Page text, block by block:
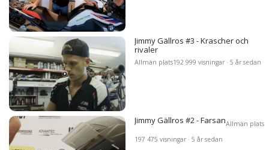
Jimmy Gällros #3 - Krascher och
rivaler
Allmän plats192 999 visningar · 5 år sedan
Jimmy Gällros #2 - FarsanAllmän plats
197 475 visningar · 5 år sedan